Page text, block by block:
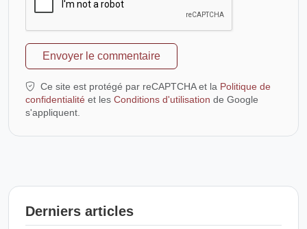
Envoyer le commentaire
Ce site est protégé par reCAPTCHA et la Politique de
confidentialité et les Conditions d'utilisation de Google
s'appliquent.
Derniers articles